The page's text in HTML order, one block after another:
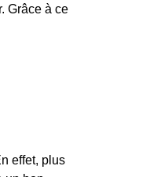
Grâce à ce
effet, plus